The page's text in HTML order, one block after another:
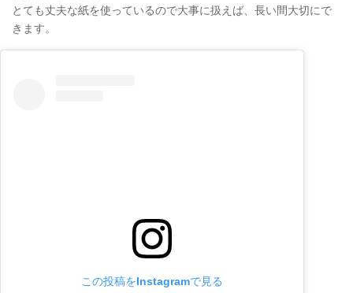
とても丈夫な紙を使っているので大事に扱えば、長い間大切にで
きます。
この投稿をInstagramで見る